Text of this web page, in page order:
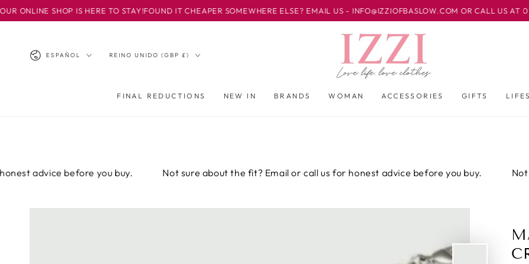
IR AL
CONTENIDO
IS HERE TO STAY!FOUND IT CHEAPER SOMEWHERE ELSE? EMAIL US - INFO@IZZIOFBASLOW.COM OR CALL US AT 01246
IdiomaESPAÑOL País/región
REINO UNIDO (GBP £)
FINAL REDUCTIONS NEW IN BRANDS WOMAN ACCESSORIES GIFTS
before you buy. Not sure about the fit? Email or call us for honest advice before you buy. Not sure
IR A LA